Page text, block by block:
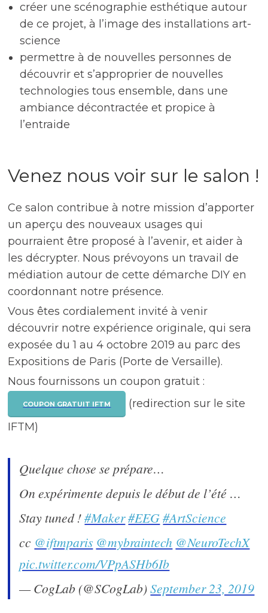
créer une scénographie esthétique autour
de ce projet, à l’image des installations art-
science
permettre à de nouvelles personnes de
découvrir et s’approprier de nouvelles
technologies tous ensemble, dans une
ambiance décontractée et propice à
l’entraide
Venez nous voir sur le salon !
Ce salon contribue à notre mission d’apporter
un aperçu des nouveaux usages qui
pourraient être proposé à l’avenir, et aider à
les décrypter. Nous prévoyons un travail de
médiation autour de cette démarche DIY en
coordonnant notre présence.
Vous êtes cordialement invité à venir
découvrir notre expérience originale, qui sera
exposée du 1 au 4 octobre 2019 au parc des
Expositions de Paris (Porte de Versaille).
Nous fournissons un coupon gratuit :
COUPON GRATUIT IFTM
(redirection sur le site
IFTM)
Quelque chose se prépare…
On expérimente depuis le début de l’été …
Stay tuned !#Maker#EEG#ArtScience
cc @iftmparis @mybraintech @NeuroTechX
pic.twitter.com/VPpASHb6Ib
— CogLab (@SCogLab)September 23, 2019